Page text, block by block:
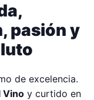
pasión y
de excelencia.
Vino y curtido en